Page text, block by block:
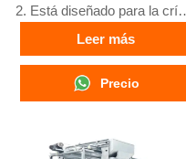
2. Está diseñado para la cría
de pollos de engorde de 1 a
45 días de edad listos para el
mercado.
3. Su vida útil es de más de
20 años.
24 horas, el número de
Leer más
Precio